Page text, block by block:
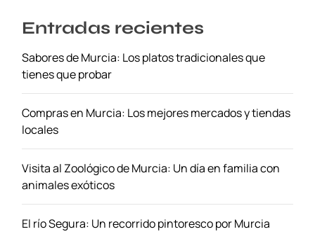
Entradas recientes
Sabores de Murcia: Los platos tradicionales que
tienes que probar
Compras en Murcia: Los mejores mercados y tiendas
locales
Visita al Zoológico de Murcia: Un día en familia con
animales exóticos
El río Segura: Un recorrido pintoresco por Murcia